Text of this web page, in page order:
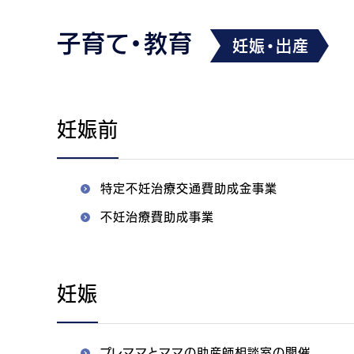
子育て・教育 妊娠・出産
妊娠前
特定不妊治療交通費助成金事業
不妊治療費助成事業
妊娠